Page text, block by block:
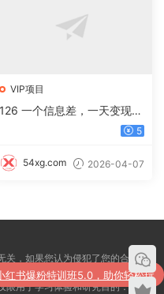
VIP项目
126 一个信息差，一天变现5
00+，需求量大，复购强，无
益
5
54xg.com 2026-04-07
关，如果您认为侵犯了您的合法权
删除！
限用于学习体验和研究目的：请自
红书爆粉特训班5.0，助你轻松玩